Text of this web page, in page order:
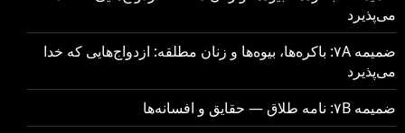
می‌پذیرد
ضمیمه ۷A: باکره‌ها، بیوه‌ها و زنان مطلقه: ازدواج‌هایی که خدا
می‌پذیرد
ضمیمه ۷B: نامه طلاق — حقایق و افسانه‌ها